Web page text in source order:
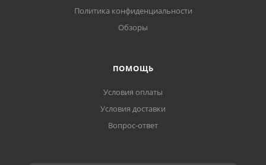
Политика конфиденциальности
Обзоры
ПОМОЩЬ
Условия оплаты
Условия доставки
Вопрос-ответ